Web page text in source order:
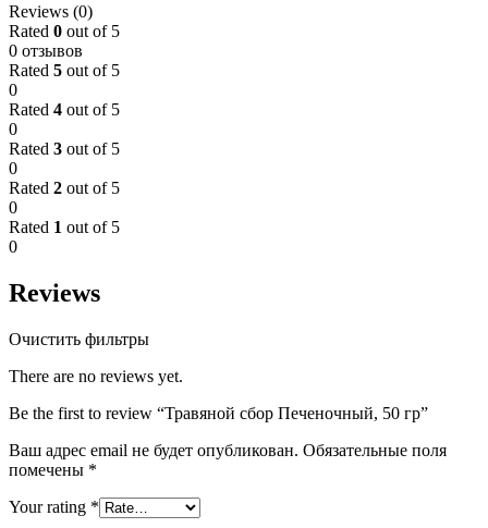
Reviews (0)
Rated 0 out of 5
0 отзывов
Rated 5 out of 5
0
Rated 4 out of 5
0
Rated 3 out of 5
0
Rated 2 out of 5
0
Rated 1 out of 5
0
Reviews
Очистить фильтры
There are no reviews yet.
Be the first to review “Травяной сбор Печеночный, 50 гр”
Ваш адрес email не будет опубликован. Обязательные поля
помечены *
Your rating *